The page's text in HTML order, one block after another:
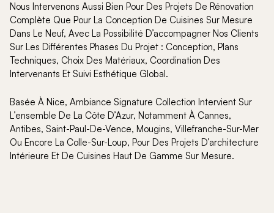
Nous Intervenons Aussi Bien Pour Des Projets De Rénovation
Complète Que Pour La Conception De Cuisines Sur Mesure
Dans Le Neuf, Avec La Possibilité D’accompagner Nos Clients
Sur Les Différentes Phases Du Projet : Conception, Plans
Techniques, Choix Des Matériaux, Coordination Des
Intervenants Et Suivi Esthétique Global.
Basée À Nice, Ambiance Signature Collection Intervient Sur
L’ensemble De La Côte D’Azur, Notamment À Cannes,
Antibes, Saint-Paul-De-Vence, Mougins, Villefranche-Sur-Mer
Ou Encore La Colle-Sur-Loup, Pour Des Projets D’architecture
Intérieure Et De Cuisines Haut De Gamme Sur Mesure.